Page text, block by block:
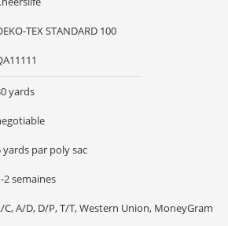
TEX STANDARD 100
yards
yards par poly sac
2 semaines
C, A/D, D/P, T/T, Western Union, MoneyGram